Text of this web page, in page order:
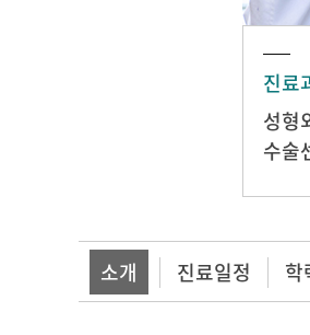
진료
성형
수술
소개 진료일정 학